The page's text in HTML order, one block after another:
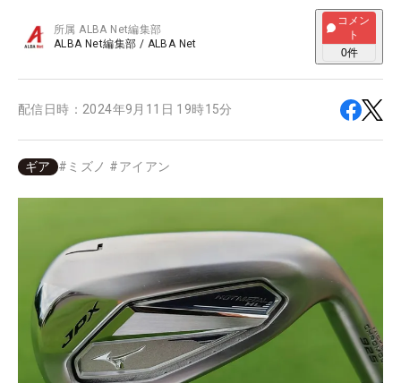
所属ALBA Net編集部
ALBA Net編集部 / ALBA Net
コメン
ト
0件
配信日時： 2024年9月11日 19時15分
ギア # ミズノ #アイアン